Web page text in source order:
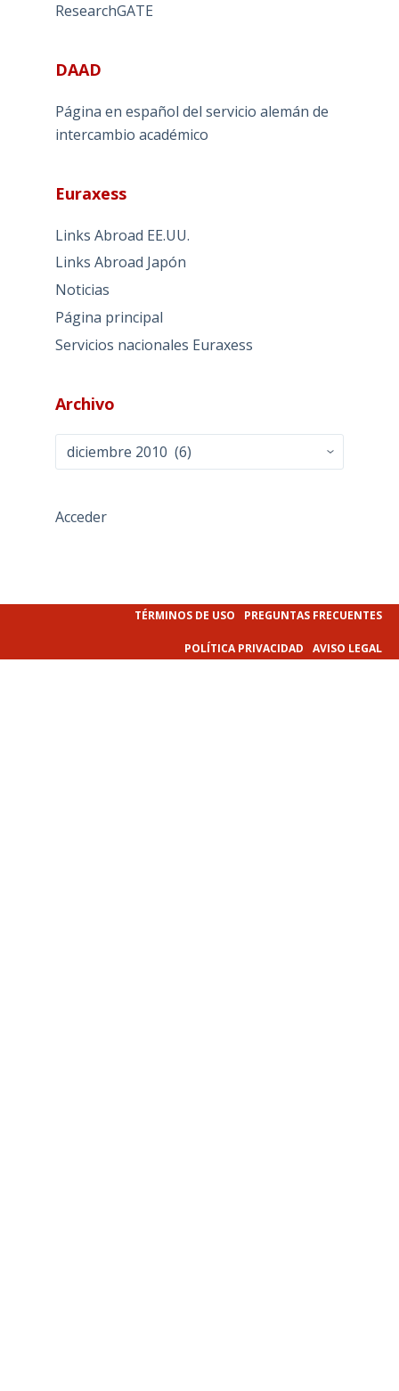
ResearchGATE
DAAD
Página en español del servicio alemán de
intercambio académico
Euraxess
Links Abroad EE.UU.
Links Abroad Japón
Noticias
Página principal
Servicios nacionales Euraxess
Archivo
Archivo
Acceder
TÉRMINOS DE USO PREGUNTAS FRECUENTES
POLÍTICA PRIVACIDAD AVISO LEGAL